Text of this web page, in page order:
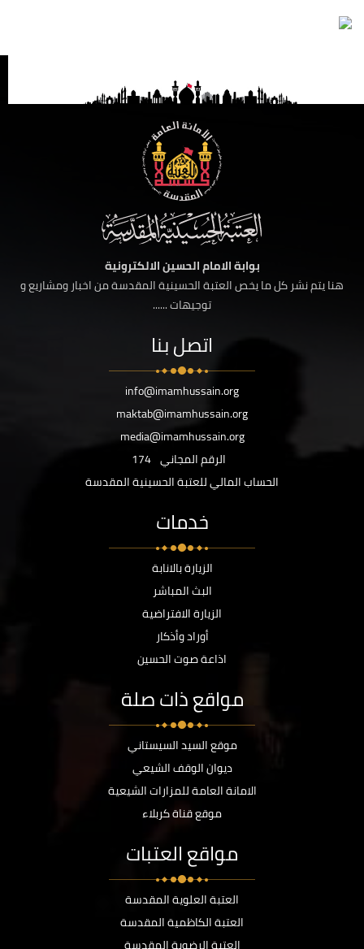
بوابة الامام الحسين الالكترونية
هنا يتم نشر كل ما يخص العتبة الحسينية المقدسة من اخبار ومشاريع و
توجيهات ......
اتصل بنا
info@imamhussain.org
maktab@imamhussain.org
media@imamhussain.org
الرقم المجاني 174
الحساب المالي للعتبة الحسينية المقدسة
خدمات
الزيارة بالانابة
البث المباشر
الزيارة الافتراضية
أوراد وأذكار
اذاعة صوت الحسين
مواقع ذات صلة
موقع السيد السيستاني
ديوان الوقف الشيعي
الامانة العامة للمزارات الشيعية
موقع قناة كربلاء
مواقع العتبات
العتبة العلوية المقدسة
العتبة الكاظمية المقدسة